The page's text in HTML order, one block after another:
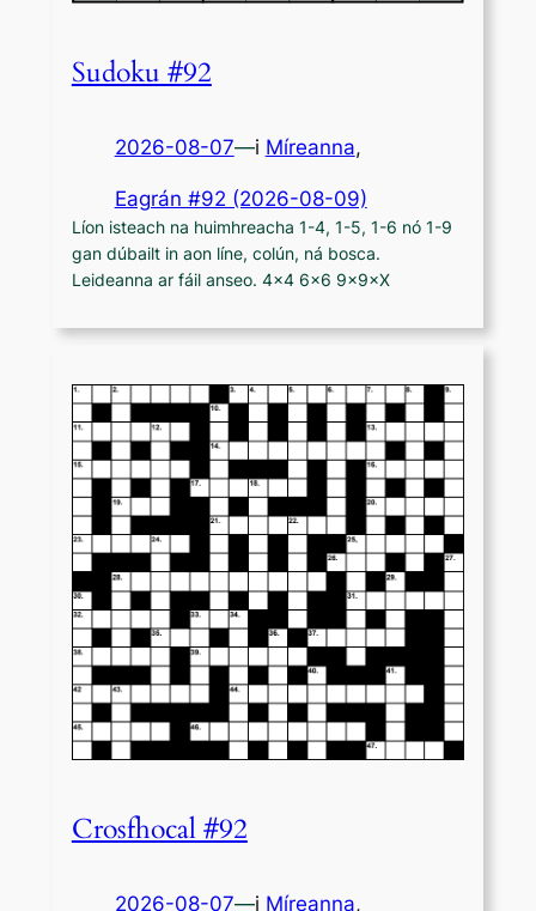
Sudoku #92
2026-08-07—i Míreanna,
Eagrán #92 (2026-08-09)
Líon isteach na huimhreacha 1-4, 1-5, 1-6 nó 1-9
gan dúbailt in aon líne, colún, ná bosca.
Leideanna ar fáil anseo. 4×4 6×6 9×9×X
Crosfhocal #92
2026-08-07—i Míreanna,